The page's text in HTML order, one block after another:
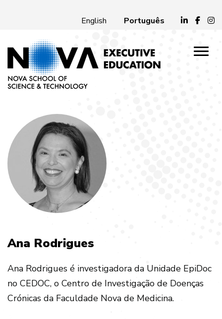
English Português
Ana Rodrigues
Ana Rodrigues é investigadora da Unidade EpiDoc
no CEDOC, o Centro de Investigação de Doenças
Crónicas da Faculdade Nova de Medicina.